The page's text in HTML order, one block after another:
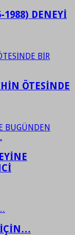
DENEYİ
ÖTESİNDE
İÇİN…